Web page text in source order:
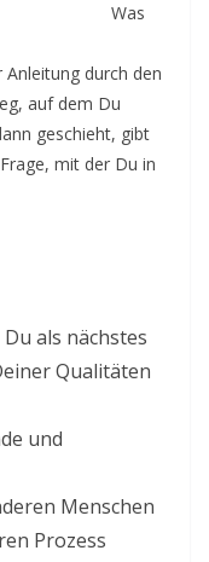
Was
Anleitung durch den
auf dem Du
geschieht, gibt
mit der Du in
als nächstes
Qualitäten
und
Menschen
Prozess